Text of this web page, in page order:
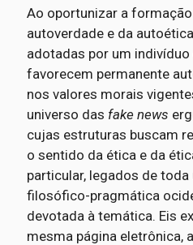
Ao oportunizar a
autoverdade e da
adotadas por um
favorecem permanente
nos valores morais
universo das fake news
cujas estruturas buscam
o sentido da ética e da
particular, legados de
filosófico-pragmática
devotada à temática. Eis
mesma página eletrônica,